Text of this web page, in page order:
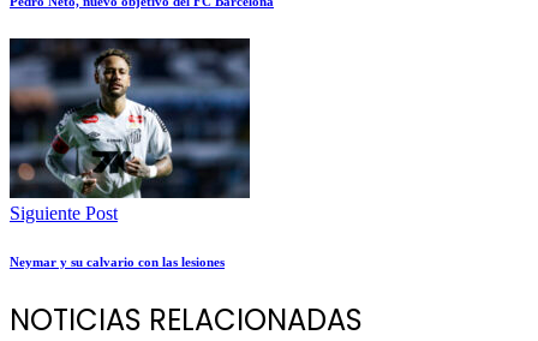
Siguiente Post
Neymar y su calvario con las lesiones
NOTICIAS RELACIONADAS